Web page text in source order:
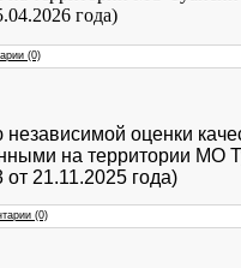
года)
(0)
оценки
на территории МО
21.11.2025 года)
(0)